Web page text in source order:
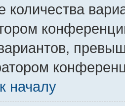
количества
началу